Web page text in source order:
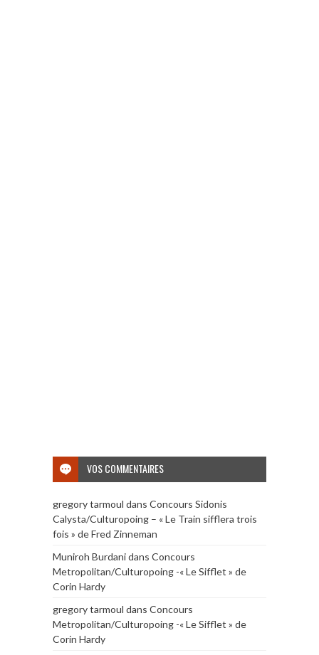
VOS COMMENTAIRES
gregory tarmoul dans Concours Sidonis
Calysta/Culturopoing – « Le Train sifflera trois
fois » de Fred Zinneman
Muniroh Burdanidans Concours
Metropolitan/Culturopoing -« Le Sifflet » de
Corin Hardy
gregory tarmoul dans Concours
Metropolitan/Culturopoing -« Le Sifflet » de
Corin Hardy